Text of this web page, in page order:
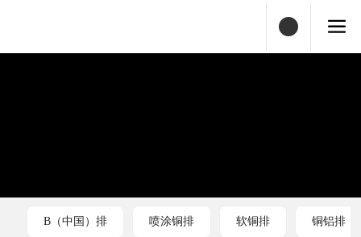
B（中国）排 喷涂铜排 软铜排 铜铝排